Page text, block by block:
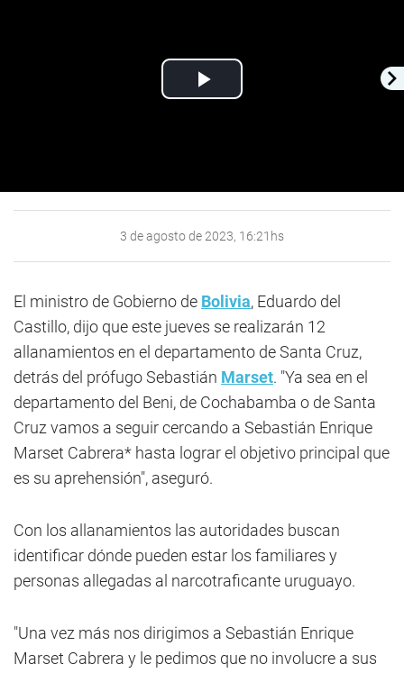
Play
3 de agosto de 2023, 16:21hs
El ministro de Gobierno de Bolivia, Eduardo del
Castillo, dijo que este jueves se realizarán 12
allanamientos en el departamento de Santa Cruz,
detrás del prófugo Sebastián Marset. "Ya sea en el
departamento del Beni, de Cochabamba o de Santa
Cruz vamos a seguir cercando a Sebastián Enrique
Marset Cabrera* hasta lograr el objetivo principal que
es su aprehensión", aseguró.
Con los allanamientos las autoridades buscan
identificar dónde pueden estar los familiares y
personas allegadas al narcotraficante uruguayo.
"Una vez más nos dirigimos a Sebastián Enrique
Marset Cabrera y le pedimos que no involucre a sus